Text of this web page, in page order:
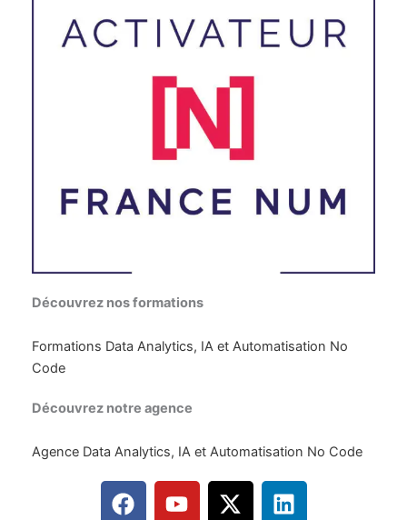
Découvrez nos formations
Formations Data Analytics, IA et Automatisation No
Code
Découvrez notre agence
Agence Data Analytics, IA et Automatisation No Code
F
a
Y
o
X
-
L
i